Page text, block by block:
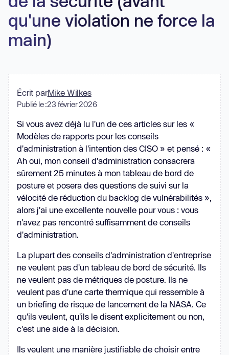
qu'une violation ne force la
main)
Écrit parMike Wilkes
Publié le :23 février 2026
Si vous avez déjà lu l'un de ces articles sur les «
Modèles de rapports pour les conseils
d'administration à l'intention des CISO » et pensé : «
Ah oui, mon conseil d'administration consacrera
sûrement 25 minutes à mon tableau de bord de
posture et posera des questions de suivi sur la
vélocité de réduction du backlog de vulnérabilités »,
alors j'ai une excellente nouvelle pour vous : vous
n'avez pas rencontré suffisamment de conseils
d'administration.
La plupart des conseils d'administration d'entreprise
ne veulent pas d'un tableau de bord de sécurité. Ils
ne veulent pas de métriques de posture. Ils ne
veulent pas d'une carte thermique qui ressemble à
un briefing de risque de lancement de la NASA. Ce
qu'ils veulent, qu'ils le disent explicitement ou non,
c'est une aide à la décision.
Ils veulent une manière justifiable de choisir entre